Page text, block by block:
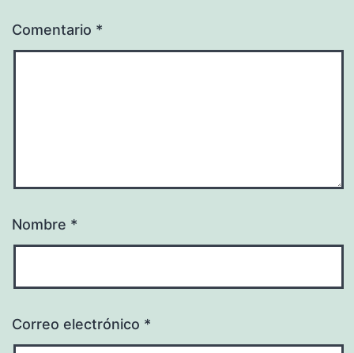
Comentario *
Nombre *
Correo electrónico *